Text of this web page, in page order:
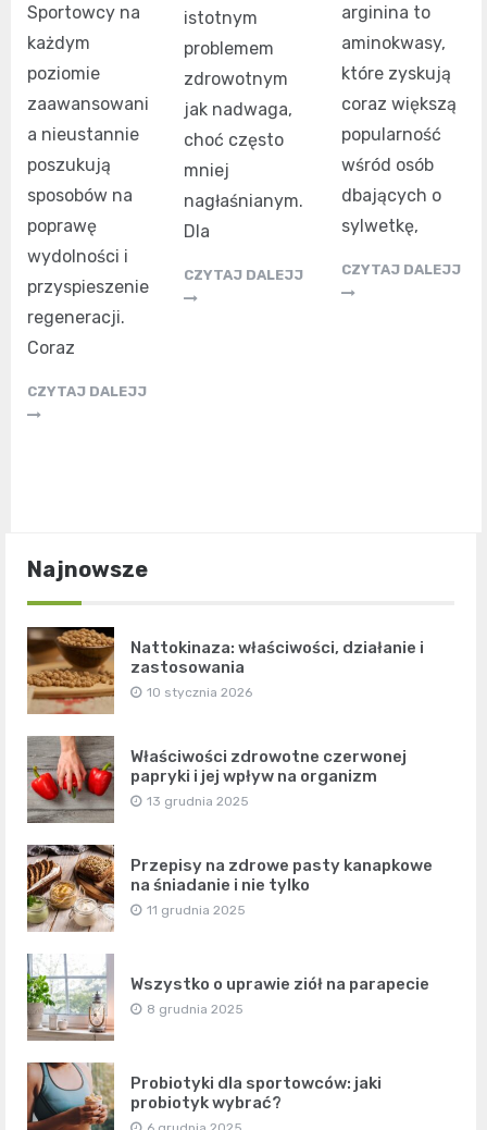
Sportowcy na
każdym
poziomie
zaawansowani
a nieustannie
poszukują
sposobów na
poprawę
wydolności i
przyspieszenie
regeneracji.
Coraz
CZYTAJ DALEJJ
istotnym
problemem
zdrowotnym
jak nadwaga,
choć często
mniej
nagłaśnianym.
Dla
CZYTAJ DALEJJ
arginina to
aminokwasy,
które zyskują
coraz większą
popularność
wśród osób
dbających o
sylwetkę,
CZYTAJ DALEJJ
Najnowsze
Nattokinaza: właściwości, działanie i
zastosowania
10 stycznia 2026
Właściwości zdrowotne czerwonej
papryki i jej wpływ na organizm
13 grudnia 2025
Przepisy na zdrowe pasty kanapkowe
na śniadanie i nie tylko
11 grudnia 2025
Wszystko o uprawie ziół na parapecie
8 grudnia 2025
Probiotyki dla sportowców: jaki
probiotyk wybrać?